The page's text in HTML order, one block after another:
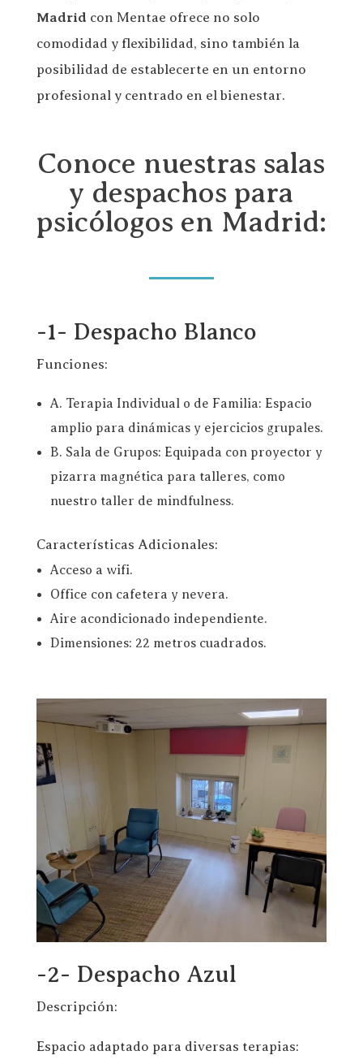
Madrid con Mentae ofrece no solo
comodidad y flexibilidad, sino también la
posibilidad de establecerte en un entorno
profesional y centrado en el bienestar.
Conoce nuestras salas
y despachos para
psicólogos en Madrid:
-1- Despacho Blanco
Funciones:
A. Terapia Individual o de Familia: Espacio
amplio para dinámicas y ejercicios grupales.
B. Sala de Grupos: Equipada con proyector y
pizarra magnética para talleres, como
nuestro taller de mindfulness.
Características Adicionales:
Acceso a wifi.
Office con cafetera y nevera.
Aire acondicionado independiente.
Dimensiones: 22 metros cuadrados.
-2- Despacho Azul
Descripción:
Espacio adaptado para diversas terapias: